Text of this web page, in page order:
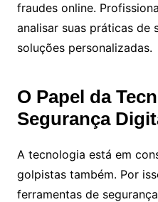
fraudes online.
analisar suas práticas de
soluções personalizadas.
O Papel da
Segurança
A tecnologia está em
golpistas também. Por
ferramentas de